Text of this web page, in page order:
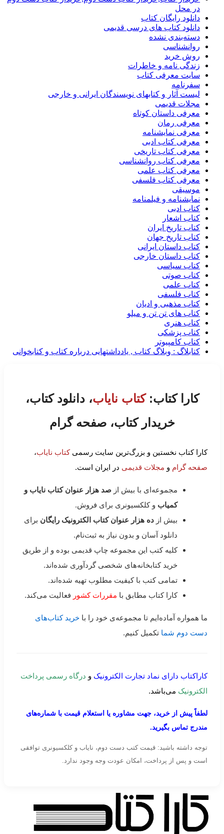
در محل
دانلود رایگان کتاب
دانلود کتاب های درسی قدیمی
دسته‌بندی نشده
روانشناسی
روش خرید
زندگی نامه و خاطرات
سایت معرفی کتاب
سفرنامه
لیست آثار و کتابهای نویسندگان ایرانی و خارجی
مجلات قدیمی
معرفی داستان کوتاه
معرفی رمان
معرفی نمایشنامه
معرفی کتاب ادبی
معرفی کتاب تاریخی
معرفی کتاب روانشناسی
معرفی کتاب علمی
معرفی کتاب فلسفی
موسیقی
نمایشنامه و فیلمنامه
کتاب ادبی
کتاب اشعار
کتاب تاریخ ایران
کتاب تاریخ جهان
کتاب داستان ایرانی
کتاب داستان خارجی
کتاب سیاسی
کتاب صوتی
کتاب علمی
کتاب فلسفی
کتاب مذهبی و ادیان
کتاب های تن تن و میلو
کتاب هنری
کتاب پزشکی
کتاب کامپیوتر
کتابلاگ : وبلاگ کتاب , یادداشتهایی درباره کتاب و کتابخوانی
کارا کتاب:کتاب نایاب، دانلود کتاب،
خریدار کتاب، صفحه گرام
کارا کتاب نخستین و بزرگ‌ترین سایت رسمیکتاب نایاب،
صفحه گرام و مجلات قدیمی در ایران است.
مجموعه‌ای با بیش از صد هزار عنوان کتاب نایاب و
کمیاب و کلکسیونری برای فروش.
بیش از ده هزار عنوان کتاب الکترونیک رایگان برای
دانلود آسان و بدون نیاز به ثبت‌نام.
کلیه کتب این مجموعه چاپ قدیمی بوده و از طریق
خرید کتابخانه‌های شخصی گردآوری شده‌اند.
تمامی کتب با کیفیت مطلوب تهیه شده‌اند.
کارا کتاب مطابق با مقررات کشور فعالیت می‌کند.
ما همواره آماده‌ایم تا مجموعه‌ی خود را با خرید کتاب‌های
دست دوم شما تکمیل کنیم.
کاراکتاب دارای نماد تجارت الکترونیک و درگاه رسمی پرداخت
الکترونیک می‌باشد.
لطفاً پیش از خرید، جهت مشاوره یا استعلام قیمت با شماره‌های
مندرج تماس بگیرید.
توجه داشته باشید: قیمت کتب دست دوم، نایاب و کلکسیونری توافقی
است و پس از پرداخت، امکان عودت وجه وجود ندارد.